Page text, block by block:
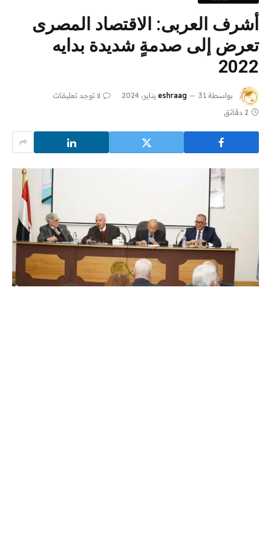
أشرف العربى: الاقتصاد المصرى
تعرض إلى صدمةٍ شديدة بدايه
2022
بواسطة eshraag 31 يناير، 2024
لا توجد تعليقات
2 دقائق